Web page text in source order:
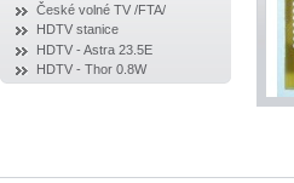
České volné TV /FTA/
HDTV stanice
HDTV - Astra 23.5E
HDTV - Thor 0.8W